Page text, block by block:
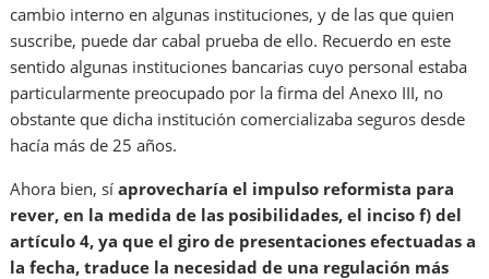
cambio interno en algunas instituciones, y de las que quien
suscribe, puede dar cabal prueba de ello. Recuerdo en este
sentido algunas instituciones bancarias cuyo personal estaba
particularmente preocupado por la firma del Anexo III, no
obstante que dicha institución comercializaba seguros desde
hacía más de 25 años.
Ahora bien, síaprovecharía el impulso reformista para
rever, en la medida de las posibilidades, el inciso f) del
artículo 4, ya que el giro de presentaciones efectuadas a
la fecha, traduce la necesidad de una regulación más